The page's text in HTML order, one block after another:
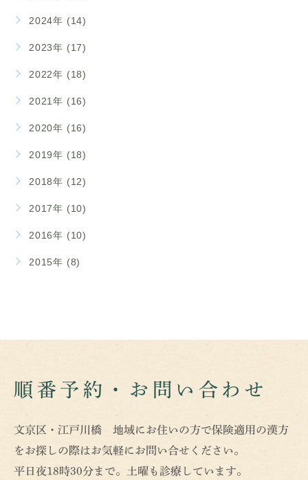
2024年 (14)
2023年 (17)
2022年 (18)
2021年 (16)
2020年 (16)
2019年 (18)
2018年 (12)
2017年 (10)
2016年 (10)
2015年 (8)
順番予約・お問い合わせ
文京区・江戸川橋 地域にお住いの方で保険適用の漢方
をお探しの際はお気軽にお問い合せください。
平日夜18時30分まで。土曜も診療しています。